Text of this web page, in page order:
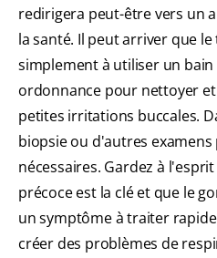
redirigera peut-être vers un
la santé. Il peut arriver que
simplement à utiliser un bain
ordonnance pour nettoyer
petites irritations buccales.
biopsie ou d'autres
nécessaires. Gardez à
précoce est la clé et que le
un symptôme à traiter
créer des problèmes de